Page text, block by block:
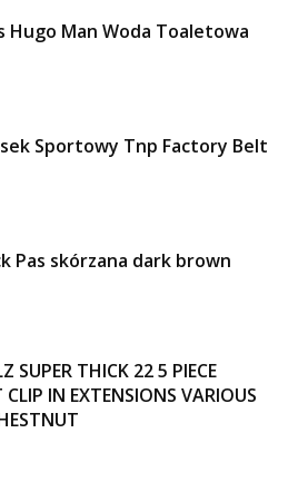
Hugo Man Woda Toaletowa
Sportowy Tnp Factory Belt
Pas skórzana dark brown
SUPER THICK 22 5 PIECE
IN EXTENSIONS VARIOUS